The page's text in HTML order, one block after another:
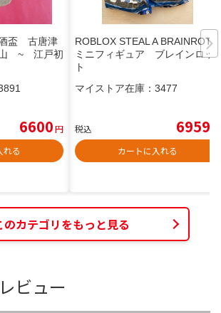
盃 古唐津
~ 江戸初
6600円
れる
ROBLOX STEAL A BRAINROT
ミニフィギュア ブレインロッ
ト
マイストア在庫： 3477
税込 6959
カートに入れる
のカテゴリをもっと見る
ビュー